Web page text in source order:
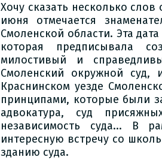
Хочу сказать несколько
июня отмечается
Смоленской области. Эта
которая предписывала
милостивый и
Смоленский окружной
Краснинском уезде
принципами, которые были
адвокатура, суд
независимость суда... В
интересную встречу со
зданию суда.